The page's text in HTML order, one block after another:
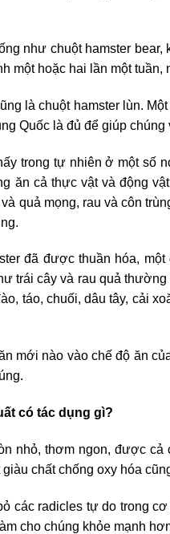
như chuột hamster bear,
một hoặc hai lần một
là chuột hamster lùn.
Quốc là đủ để giúp chúng
trong tự nhiên ở một số
ăn cả thực vật và động
quả mọng, rau và côn
đã được thuần hóa,
trái cây và rau quả
táo, chuối, dâu tây, cải
mới nào vào chế độ ăn
có tác dụng gì?
nhỏ, thơm ngon, được
chất chống oxy hóa
các radicles tự do trong
cho chúng khỏe mạnh